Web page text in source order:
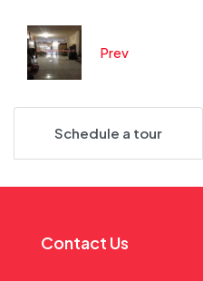
Prev
Schedule a tour
Contact Us